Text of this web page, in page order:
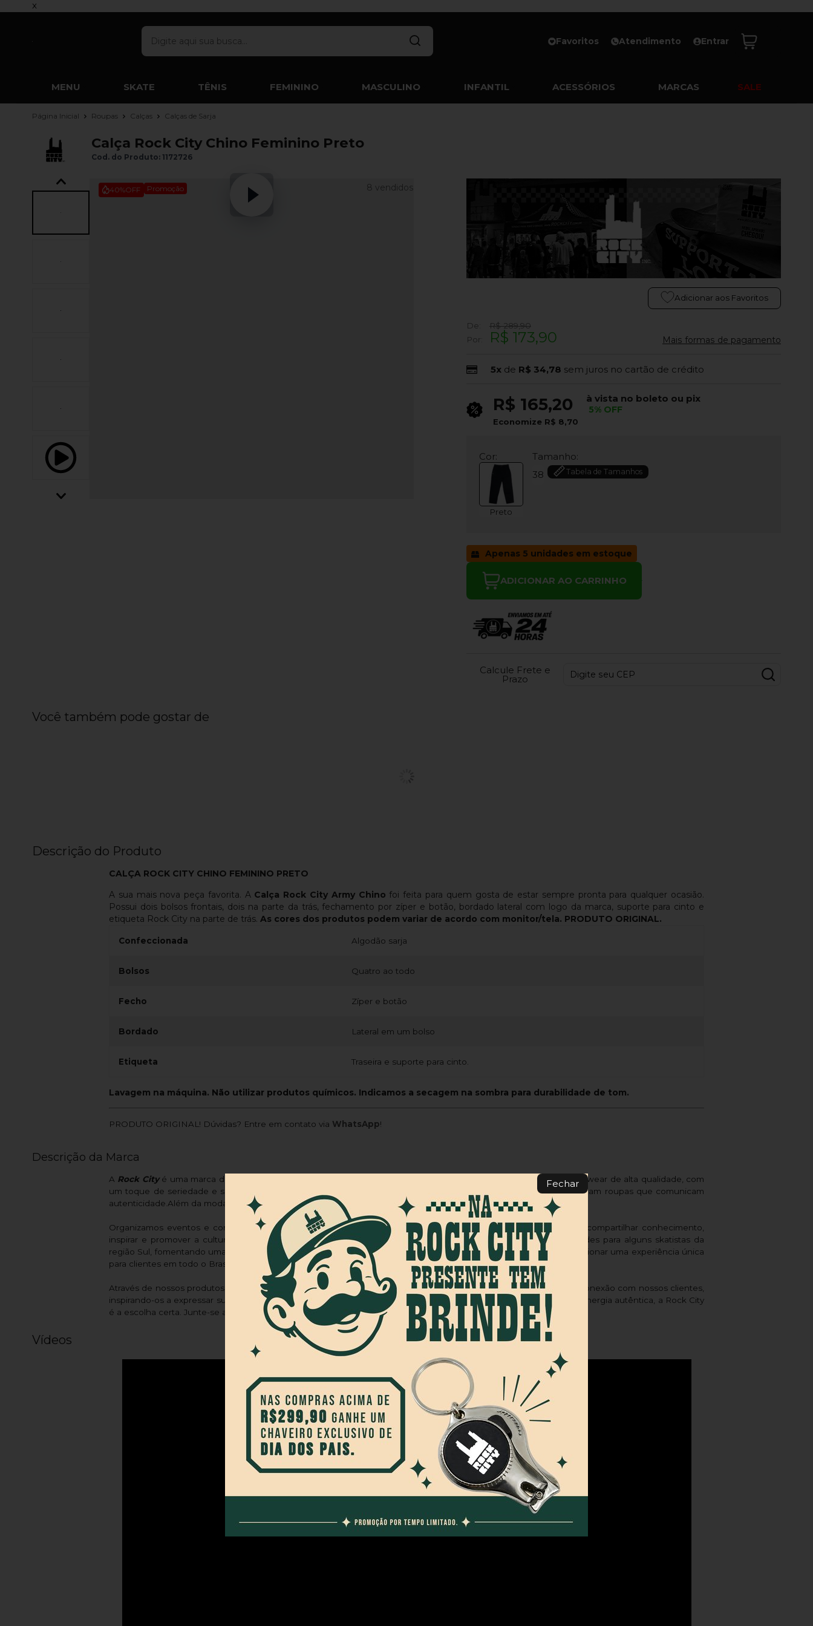
x
Favoritos Atendimento Entrar
MENU SKATE TÊNIS FEMININO MASCULINO INFANTIL ACESSÓRIOS MARCAS SALE
Página Inicial Roupas Calças Calças de Sarja
Calça Rock City Chino Feminino Preto
Cod. do Produto: 1172726
40%OFF Promoção 8 vendidos
Adicionar aos Favoritos
De:
R$ 289,90
Por:
R$ 173,90 Mais formas de pagamento
5x de R$ 34,78 sem juros no cartão de crédito
R$ 165,20 à vista no boleto ou pix
5% OFF
Economize R$ 8,70
Cor:
Preto
Tamanho:
38
Tabela de Tamanhos
Apenas 5 unidades em estoque
ADICIONAR AO CARRINHO
Calcule Frete e
Prazo
Você também pode gostar de
Descrição do Produto
CALÇA ROCK CITY CHINO FEMININO PRETO
A sua mais nova peça favorita. A Calça Rock City Army Chino foi feita para quem gosta de estar sempre pronta para qualquer ocasião.
Possui dois bolsos frontais, dois na parte da trás, fechamento por zíper e botão, bordado lateral com logo da marca, suporte para cinto e
etiqueta Rock City na parte de trás. As cores dos produtos podem variar de acordo com monitor/tela. PRODUTO ORIGINAL.
Confeccionada Algodão sarja
Bolsos Quatro ao todo
Fecho Zíper e botão
Bordado Lateral em um bolso
Etiqueta Traseira e suporte para cinto.
Lavagem na máquina. Não utilizar produtos químicos. Indicamos a secagem na sombra para durabilidade de tom.
PRODUTO ORIGINAL! Dúvidas? Entre em contato via WhatsApp!
Descrição da Marca
A Rock Cityé uma marca dedicada a oferecer uma seleção cuidadosamente curada de roupas e acessórios streetwear de alta qualidade, com
um toque de seriedade e sofisticação. Nosso objetivo é atender às necessidades e desejos de clientes que buscam roupas que comunicam
autenticidade.Além da moda, a Rock City é um espaço para a criação e identidade.
Organizamos eventos e competições para unir skatistas e entusiastas do skate. Acreditamos na importância de compartilhar conhecimento,
inspirar e promover a cultura do skate. Apoiamos e oferecemos suporte financeiro, equipamentos e oportunidades para alguns skatistas da
região Sul, fomentando uma construção mais forte, inclusiva e vibrante do skate. Nosso objetivo principal é proporcionar uma experiência única
para clientes em todo o Brasil.
Através de nossos produtos, buscamos ir além de simplesmente oferecer roupas e acessórios, mas sim criar uma conexão com nossos clientes,
inspirando-os a expressar sua individualidade e paixão pelo skate. Se você procura uma marca que transmite uma energia autêntica, a Rock City
é a escolha certa. Junte-se a nós e faça parte dessa jornada, onde a paixão pelo skate se une à moda e à atitude.
Vídeos
Fechar